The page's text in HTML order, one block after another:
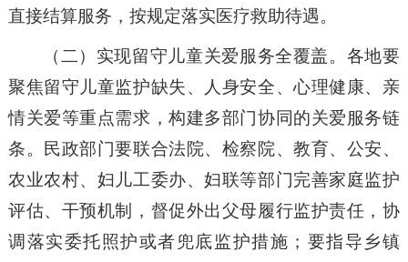
直接结算服务，按规定落实医疗救助待遇。
（二）实现留守儿童关爱服务全覆盖。各地要
聚焦留守儿童监护缺失、人身安全、心理健康、亲
情关爱等重点需求，构建多部门协同的关爱服务链
条。民政部门要联合法院、检察院、教育、公安、
农业农村、妇儿工委办、妇联等部门完善家庭监护
评估、干预机制，督促外出父母履行监护责任，协
调落实委托照护或者兜底监护措施；要指导乡镇